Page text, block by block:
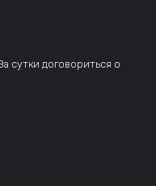
сутки договориться о